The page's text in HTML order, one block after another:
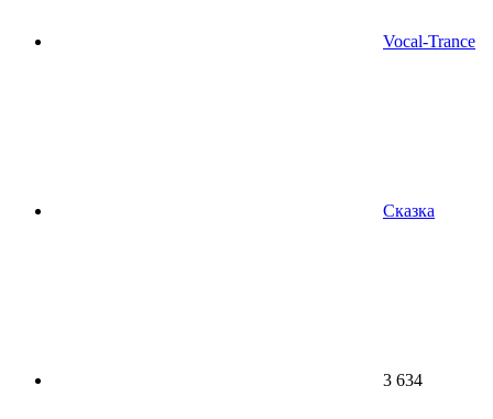
Vocal-Trance
Сказка
3 634